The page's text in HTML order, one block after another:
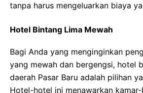
tanpa harus mengeluarkan biaya
Hotel Bintang Lima Mewah
Bagi Anda yang menginginkan
yang mewah dan bergengsi, hotel
daerah Pasar Baru adalah pilihan
Hotel-hotel ini menawarkan